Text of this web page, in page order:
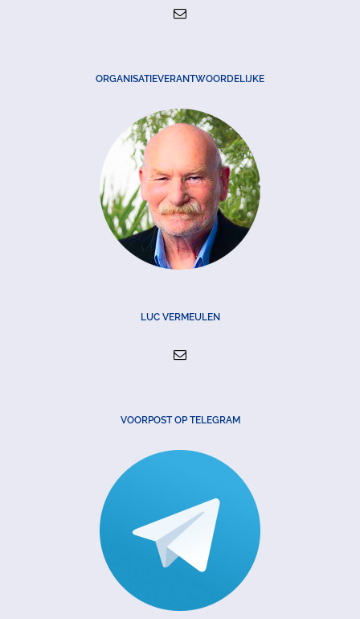
ORGANISATIEVERANTWOORDELIJKE
LUC VERMEULEN
VOORPOST OP TELEGRAM